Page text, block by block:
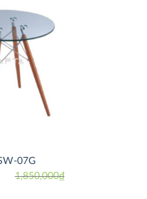
07G
1,850,000₫
Original
Current